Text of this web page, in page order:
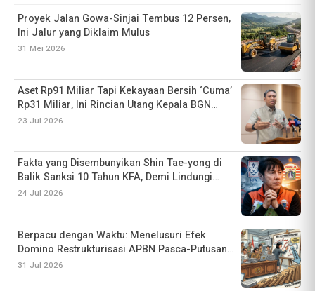
Proyek Jalan Gowa-Sinjai Tembus 12 Persen,
Ini Jalur yang Diklaim Mulus
31 Mei 2026
Aset Rp91 Miliar Tapi Kekayaan Bersih ‘Cuma’
Rp31 Miliar, Ini Rincian Utang Kepala BGN
Sudaryono
23 Jul 2026
Fakta yang Disembunyikan Shin Tae-yong di
Balik Sanksi 10 Tahun KFA, Demi Lindungi
Pemain?
24 Jul 2026
Berpacu dengan Waktu: Menelusuri Efek
Domino Restrukturisasi APBN Pasca-Putusan
MK Soal Dana Pendidikan
31 Jul 2026